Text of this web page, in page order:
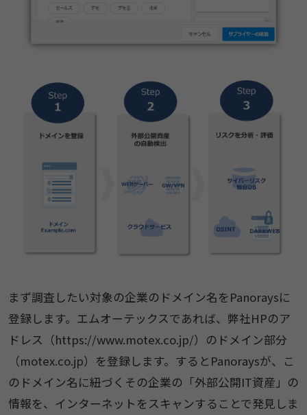
まず調査したい対象の企業のドメイン名をPanoraysに
登録します。エムオーテックスであれば、弊社HPのア
ドレス（https://www.motex.co.jp/）のドメイン部分
（motex.co.jp）を登録します。するとPanoraysが、こ
のドメイン名に紐づくその企業の「外部公開IT資産」の
情報を、インターネットをスキャンすることで発見しま